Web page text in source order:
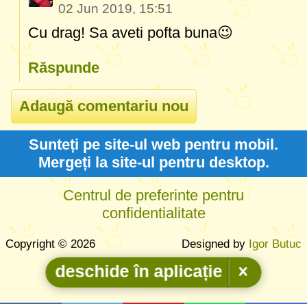
02 Jun 2019, 15:51
Cu drag! Sa aveti pofta buna😉
Răspunde
Sunteți pe site-ul web pentru mobil.
Mergeți la site-ul pentru desktop.
Centrul de preferinte pentru
confidentialitate
Copyright © 2026 Designed by Igor Butuc
deschide în aplicație